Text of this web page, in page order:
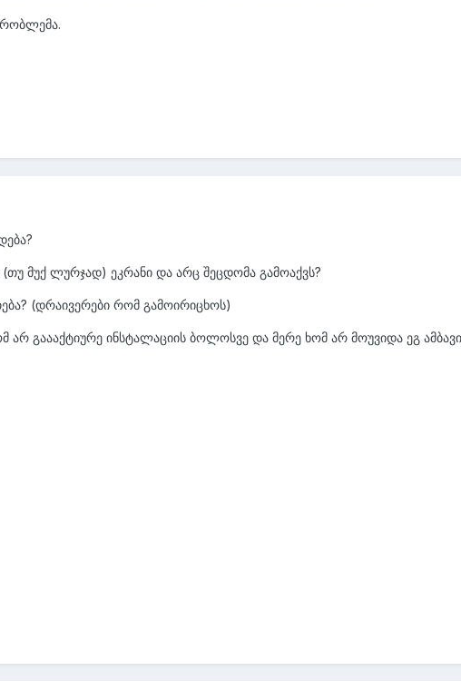
(თუ მუქ ლურჯად) ეკრანი და არც შეცდომა გამოაქვს?
(დრაივერები რომ გამოირიცხოს)
გაააქტიურე ინსტალაციის ბოლოსვე და მერე ხომ არ მოუვიდა ეგ